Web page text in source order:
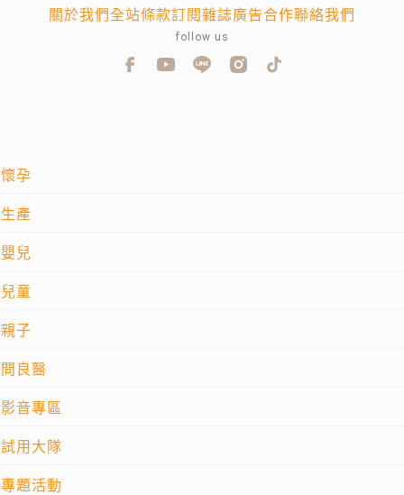
懷孕
生產
嬰兒
兒童
親子
問良醫
影音專區
試用大隊
專題活動
關於我們全站條款訂閱雜誌廣告合作聯絡我們
follow us